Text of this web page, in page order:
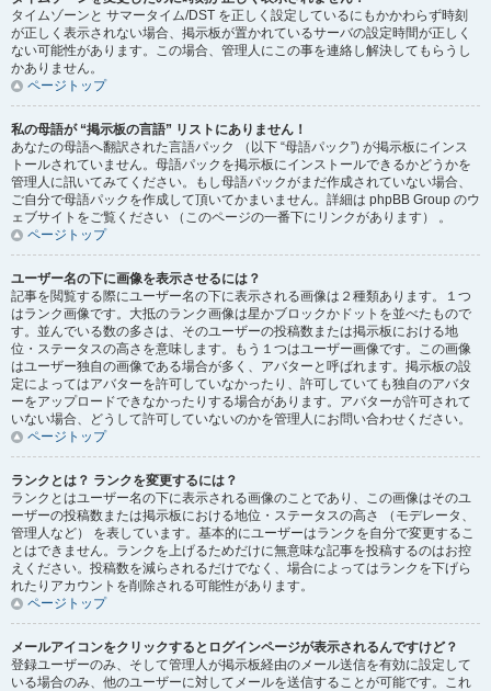
タイムゾーンと サマータイム/DST を正しく設定しているにもかかわらず時刻
が正しく表示されない場合、掲示板が置かれているサーバの設定時間が正しく
ない可能性があります。この場合、管理人にこの事を連絡し解決してもらうし
かありません。
ページトップ
私の母語が “掲示板の言語” リストにありません！
あなたの母語へ翻訳された言語パック （以下 “母語パック”) が掲示板にインス
トールされていません。母語パックを掲示板にインストールできるかどうかを
管理人に訊いてみてください。もし母語パックがまだ作成されていない場合、
ご自分で母語パックを作成して頂いてかまいません。詳細は phpBB Group のウ
ェブサイトをご覧ください （このページの一番下にリンクがあります） 。
ページトップ
ユーザー名の下に画像を表示させるには？
記事を閲覧する際にユーザー名の下に表示される画像は２種類あります。１つ
はランク画像です。大抵のランク画像は星かブロックかドットを並べたもので
す。並んでいる数の多さは、そのユーザーの投稿数または掲示板における地
位・ステータスの高さを意味します。もう１つはユーザー画像です。この画像
はユーザー独自の画像である場合が多く、アバターと呼ばれます。掲示板の設
定によってはアバターを許可していなかったり、許可していても独自のアバタ
ーをアップロードできなかったりする場合があります。アバターが許可されて
いない場合、どうして許可していないのかを管理人にお問い合わせください。
ページトップ
ランクとは？ ランクを変更するには？
ランクとはユーザー名の下に表示される画像のことであり、この画像はそのユ
ーザーの投稿数または掲示板における地位・ステータスの高さ （モデレータ、
管理人など） を表しています。基本的にユーザーはランクを自分で変更するこ
とはできません。ランクを上げるためだけに無意味な記事を投稿するのはお控
えください。投稿数を減らされるだけでなく、場合によってはランクを下げら
れたりアカウントを削除される可能性があります。
ページトップ
メールアイコンをクリックするとログインページが表示されるんですけど？
登録ユーザーのみ、そして管理人が掲示板経由のメール送信を有効に設定して
いる場合のみ、他のユーザーに対してメールを送信することが可能です。これ